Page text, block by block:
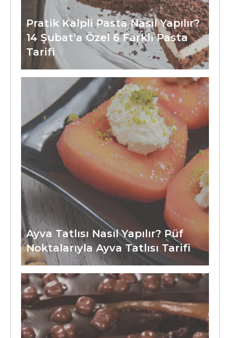
Pratik Kalpli Pasta Nasıl Yapılır?
14 Şubat’a Özel 6 Farklı Pasta
Tarifi
Ayva Tatlısı Nasıl Yapılır? Püf
Noktalarıyla Ayva Tatlısı Tarifi